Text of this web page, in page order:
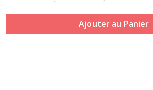
Ajouter au Panier